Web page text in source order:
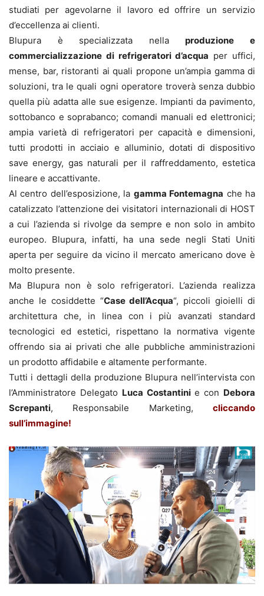
studiati per agevolarne il lavoro ed offrire un servizio
d’eccellenza ai clienti.
Blupura è specializzata nellaproduzione e
commercializzazione di refrigeratori d’acqua per uffici,
mense, bar, ristoranti ai quali propone un’ampia gamma di
soluzioni, tra le quali ogni operatore troverà senza dubbio
quella più adatta alle sue esigenze. Impianti da pavimento,
sottobanco e soprabanco; comandi manuali ed elettronici;
ampia varietà di refrigeratori per capacità e dimensioni,
tutti prodotti in acciaio e alluminio, dotati di dispositivo
save energy, gas naturali per il raffreddamento, estetica
lineare e accattivante.
Al centro dell’esposizione, la gamma Fontemagna che ha
catalizzato l’attenzione dei visitatori internazionali di HOST
a cui l’azienda si rivolge da sempre e non solo in ambito
europeo. Blupura, infatti, ha una sede negli Stati Uniti
aperta per seguire da vicino il mercato americano dove è
molto presente.
Ma Blupura non è solo refrigeratori. L’azienda realizza
anche le cosiddette “Case dell’Acqua“, piccoli gioielli di
architettura che, in linea con i più avanzati standard
tecnologici ed estetici, rispettano la normativa vigente
offrendo sia ai privati che alle pubbliche amministrazioni
un prodotto affidabile e altamente performante.
Tutti i dettagli della produzione Blupura nell’intervista con
l’Amministratore Delegato Luca Costantinie con Debora
Screpanti, Responsabile Marketing, cliccando
sull’immagine!